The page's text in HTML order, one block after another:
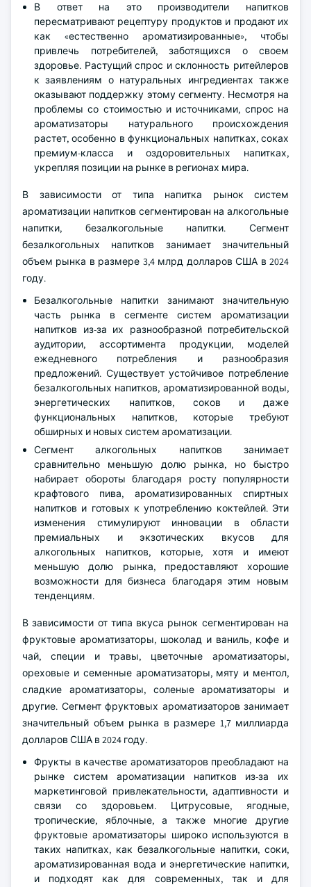
В ответ на это производители напитков
пересматривают рецептуру продуктов и продают их
как «естественно ароматизированные», чтобы
привлечь потребителей, заботящихся о своем
здоровье. Растущий спрос и склонность ритейлеров
к заявлениям о натуральных ингредиентах также
оказывают поддержку этому сегменту. Несмотря на
проблемы со стоимостью и источниками, спрос на
ароматизаторы натурального происхождения
растет, особенно в функциональных напитках, соках
премиум-класса и оздоровительных напитках,
укрепляя позиции на рынке в регионах мира.
В зависимости от типа напитка рынок систем
ароматизации напитков сегментирован на алкогольные
напитки, безалкогольные напитки. Сегмент
безалкогольных напитков занимает значительный
объем рынка в размере 3,4 млрд долларов США в 2024
году.
Безалкогольные напитки занимают значительную
часть рынка в сегменте систем ароматизации
напитков из-за их разнообразной потребительской
аудитории, ассортимента продукции, моделей
ежедневного потребления и разнообразия
предложений. Существует устойчивое потребление
безалкогольных напитков, ароматизированной воды,
энергетических напитков, соков и даже
функциональных напитков, которые требуют
обширных и новых систем ароматизации.
Сегмент алкогольных напитков занимает
сравнительно меньшую долю рынка, но быстро
набирает обороты благодаря росту популярности
крафтового пива, ароматизированных спиртных
напитков и готовых к употреблению коктейлей. Эти
изменения стимулируют инновации в области
премиальных и экзотических вкусов для
алкогольных напитков, которые, хотя и имеют
меньшую долю рынка, предоставляют хорошие
возможности для бизнеса благодаря этим новым
тенденциям.
В зависимости от типа вкуса рынок сегментирован на
фруктовые ароматизаторы, шоколад и ваниль, кофе и
чай, специи и травы, цветочные ароматизаторы,
ореховые и семенные ароматизаторы, мяту и ментол,
сладкие ароматизаторы, соленые ароматизаторы и
другие. Сегмент фруктовых ароматизаторов занимает
значительный объем рынка в размере 1,7 миллиарда
долларов США в 2024 году.
Фрукты в качестве ароматизаторов преобладают на
рынке систем ароматизации напитков из-за их
маркетинговой привлекательности, адаптивности и
связи со здоровьем. Цитрусовые, ягодные,
тропические, яблочные, а также многие другие
фруктовые ароматизаторы широко используются в
таких напитках, как безалкогольные напитки, соки,
ароматизированная вода и энергетические напитки,
и подходят как для современных, так и для